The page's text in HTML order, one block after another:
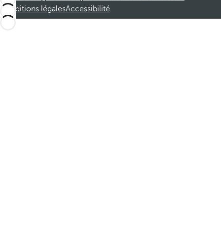
Conditions légalesAccessibilité